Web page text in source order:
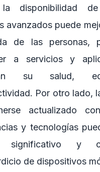
disponibilidad de
avanzados puede
de las personas,
a servicios y
su salud,
Por otro lado,
actualizado
y tecnologías
significativo y
de dispositivos